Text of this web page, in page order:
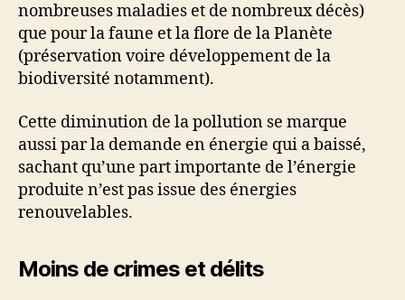
nombreuses maladies et de nombreux décès)
que pour la faune et la flore de la Planète
(préservation voire développement de la
biodiversité notamment).
Cette diminution de la pollution se marque
aussi par la demande en énergie qui a baissé,
sachant qu’une part importante de l’énergie
produite n’est pas issue des énergies
renouvelables.
Moins de crimes et délits